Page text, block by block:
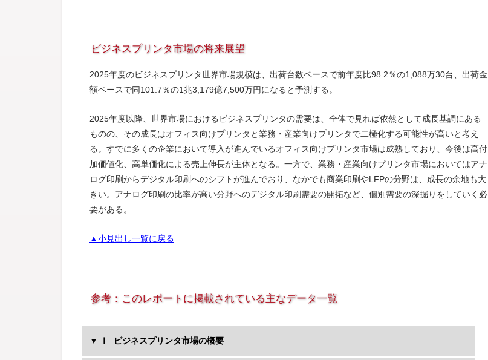
ビジネスプリンタ市場の将来展望
2025年度のビジネスプリンタ世界市場規模は、出荷台数ベースで前年度比98.2％の1,088万30台、出荷金
額ベースで同101.7％の1兆3,179億7,500万円になると予測する。
2025年度以降、世界市場におけるビジネスプリンタの需要は、全体で見れば依然として成長基調にある
ものの、その成長はオフィス向けプリンタと業務・産業向けプリンタで二極化する可能性が高いと考え
る。すでに多くの企業において導入が進んでいるオフィス向けプリンタ市場は成熟しており、今後は高付
加価値化、高単価化による売上伸長が主体となる。一方で、業務・産業向けプリンタ市場においてはアナ
ログ印刷からデジタル印刷へのシフトが進んでおり、なかでも商業印刷やLFPの分野は、成長の余地も大
きい。アナログ印刷の比率が高い分野へのデジタル印刷需要の開拓など、個別需要の深掘りをしていく必
要がある。
▲小見出し一覧に戻る
参考：このレポートに掲載されている主なデータ一覧
Ⅰ ビジネスプリンタ市場の概要